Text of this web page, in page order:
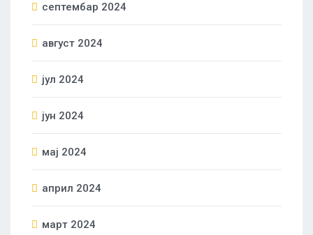
септембар 2024
август 2024
јул 2024
јун 2024
мај 2024
април 2024
март 2024